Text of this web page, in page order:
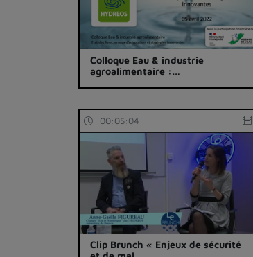
Colloque Eau & industrie
agroalimentaire :…
00:05:04
Clip Brunch « Enjeux de sécurité